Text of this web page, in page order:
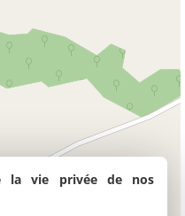
la vie privée de nos